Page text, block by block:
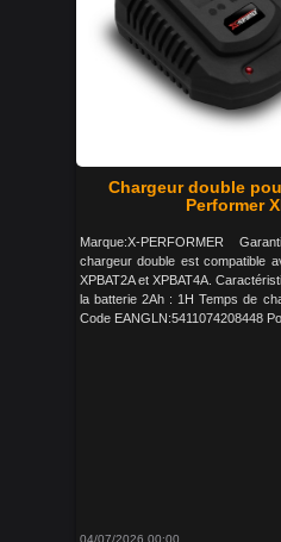
Chargeur double
Performer
Marque:X-PERFORMER
chargeur double est compatible
XPBAT2A et XPBAT4A.
la batterie 2Ah : 1H Temps de
Code EANGLN:5411074208448
04/07/2026 00:00